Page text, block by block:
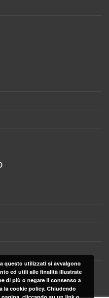
questo utilizzati si avvalgono
ed utili alle finalità illustrate
di più o negare il consenso a
la cookie policy. Chiudendo